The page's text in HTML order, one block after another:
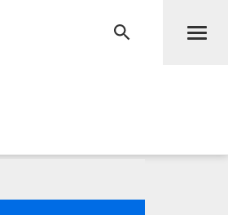
RECHERCHE